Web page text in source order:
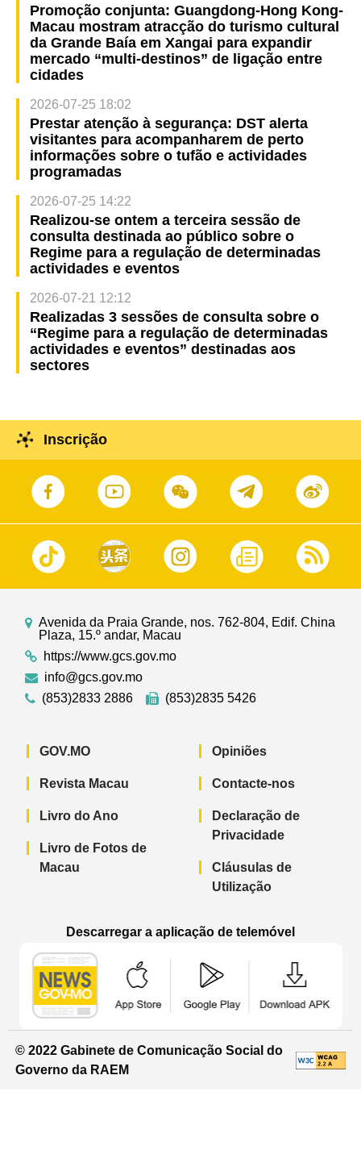
Promoção conjunta: Guangdong-Hong Kong-
Macau mostram atracção do turismo cultural
da Grande Baía em Xangai para expandir
mercado “multi-destinos” de ligação entre
cidades
2026-07-25 18:02
Prestar atenção à segurança: DST alerta
visitantes para acompanharem de perto
informações sobre o tufão e actividades
programadas
2026-07-25 14:22
Realizou-se ontem a terceira sessão de
consulta destinada ao público sobre o
Regime para a regulação de determinadas
actividades e eventos
2026-07-21 12:12
Realizadas 3 sessões de consulta sobre o
“Regime para a regulação de determinadas
actividades e eventos” destinadas aos
sectores
Inscrição
Avenida da Praia Grande, nos. 762-804, Edif. China
Plaza, 15.º andar, Macau
https://www.gcs.gov.mo
info@gcs.gov.mo
(853)2833 2886
(853)2835 5426
GOV.MO
Revista Macau
Livro do Ano
Livro de Fotos de
Macau
Opiniões
Contacte-nos
Declaração de
Privacidade
Cláusulas de
Utilização
Descarregar a aplicação de telemóvel
© 2022 Gabinete de Comunicação Social do
Governo da RAEM